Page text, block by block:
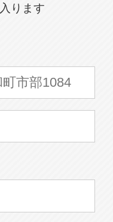
ります